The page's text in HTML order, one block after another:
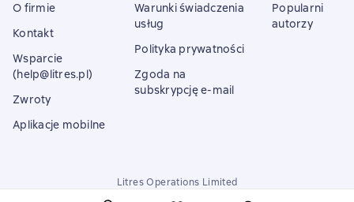
O firmie
Kontakt
Wsparcie
(help@litres.pl)
Zwroty
Aplikacje mobilne
Warunki świadczenia
usług
Polityka prywatności
Zgoda na
subskrypcję e-mail
Popularni
autorzy
Litres Operations Limited